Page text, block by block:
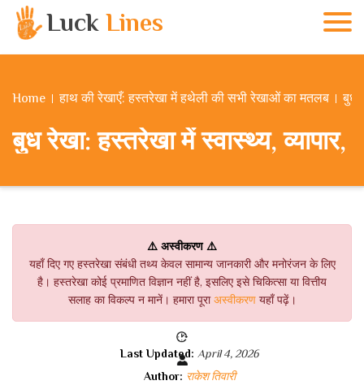
Luck Lines
Home हाथ की रेखाएँ: हस्तरेखा में हथेली की सभी रेखाओं का मतलब बुध
बुध रेखा: हस्तरेखा में स्वास्थ्य,
⚠️ अस्वीकरण ⚠️
यहाँ दिए गए हस्तरेखा संबंधी तथ्य केवल सामान्य जानकारी और मनोरंजन के लिए
है। हस्तरेखा कोई प्रमाणित विज्ञान नहीं है, इसलिए इसे चिकित्सा या वित्तीय
सलाह का विकल्प न मानें। हमारा पूराअस्वीकरणयहाँ पढ़ें।
Last Updated: April 4, 2026
Author: राकेश तिवारी